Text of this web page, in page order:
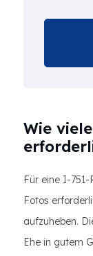
Wie
Für eine I-
Fotos
aufzuheben.
Ehe in gutem